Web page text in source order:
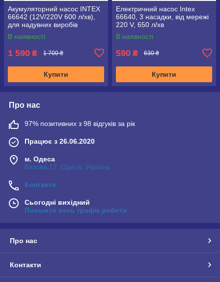
Акумуляторний насос INTEX
66642 (12V/220V 600 л/хв),
для надувних виробів
Intex/Bestway
В наявності
1 590 ₴ 1 700 ₴
Купити
Електричний насос Intex
66640, 3 насадки, від мережі
220 V, 650 л/хв
В наявності
590 ₴ 630 ₴
Купити
Про нас
97% позитивних з 98 відгуків за рік
Працює з 26.06.2020
м. Одеса
Базова,17, Одеса, Україна
Контакти
Сьогодні вихідний
Показати весь графік роботи
Про нас
Контакти